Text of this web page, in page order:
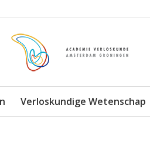
Verloskundige Wetenschap